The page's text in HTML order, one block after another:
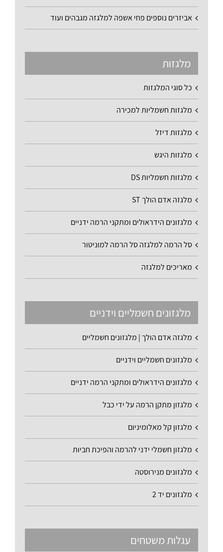
אביזרים נוספים פחי אשפה למלגזה מגבהים ועוד
מלגזות
כל סוגי המלגזות
מלגזות חשמליות למכירה
מלגזות דיזל
מלגזות היגש
מלגזות חשמליות DS
מלגזה אדם הולך ST
מלגזונים הידראולים ומתקני הרמה ידניים
סל הרמה למלגזה סל הרמה למוניטור
מאריכים למלגזה
מלגזונים חשמליים וידניים
מלגזה אדם הולך | מלגזונים חשמליים
מלגזונים חשמליים וידניים
מלגזונים הידראולים ומתקני הרמה ידניים
מלגזון מתקן הרמה על ידי כבל
מלגזון קל מאלומיניום
מלגזון חשמלי ידני להרמה והפיכת חביות
מלגזונים מנירוסטה
מלגזונים יד 2
עגלות משטחים